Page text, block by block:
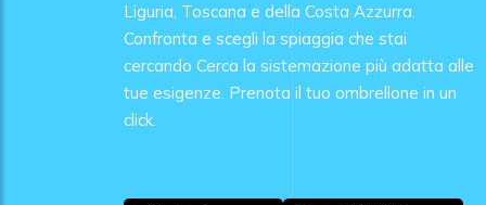
Liguria, Toscana e della Costa Azzurra.
Confronta e scegli la spiaggia che stai
cercando Cerca la sistemazione più adatta alle
tue esigenze. Prenota il tuo ombrellone in un
click.